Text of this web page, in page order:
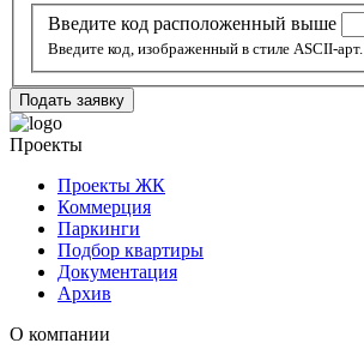
Введите код расположенный выше
Введите код, изображенный в стиле ASCII-арт.
Подать заявку
Проекты
Проекты ЖК
Коммерция
Паркинги
Подбор квартиры
Документация
Архив
О компании